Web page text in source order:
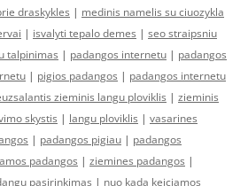
draskykles | medinis namelis su ciuozykla
| isvalyti tepalo demes | seo straipsniu
talpinimas | padangos internetu | padangos
| pigios padangos | padangos internetu
zieminis langu ploviklis | zieminis
skystis | langu ploviklis | vasarines
| padangos pigiau | padangos
padangos | ziemines padangos |
pasirinkimas | nuo kada keiciamos